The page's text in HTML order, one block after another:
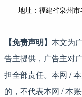
地址：福建省泉州
【免责声明】 本文为
告主提供，广告主对
担全部责任。本网 /
的，不代表本网 / 本